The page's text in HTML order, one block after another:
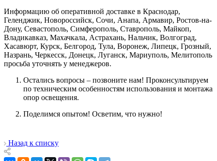
Информацию об оперативной доставке в Краснодар,
Геленджик, Новороссийск, Сочи, Анапа, Армавир, Ростов-на-
Дону, Севастополь, Симферополь, Ставрополь, Майкоп,
Владикавказ, Махачкала, Астрахань, Нальчик, Волгоград,
Хасавюрт, Курск, Белгород, Тула, Воронеж, Липецк, Грозный,
Назрань, Черкесск, Донецк, Луганск, Мариуполь, Мелитополь
просьба уточнять у менеджеров.
Остались вопросы – позвоните нам! Проконсультируем
по техническим особенностям использования и монтажа
опор освещения.
Поделимся опытом! Осветим, что нужно!
Назад к списку